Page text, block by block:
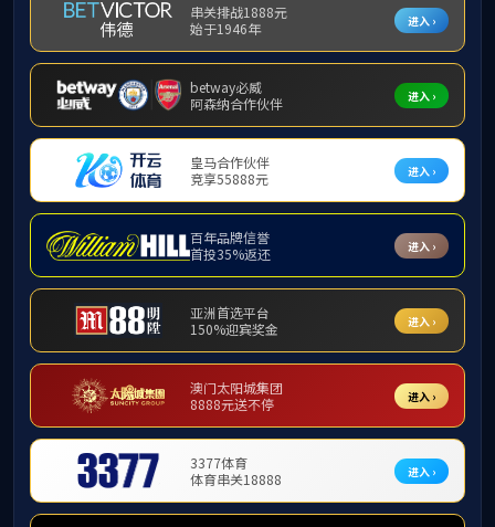
研究生教育
研究生导师
研究生